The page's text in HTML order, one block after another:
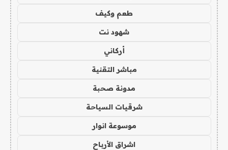
طعم وكيف
شهود نت
أركاني
مباشر التقنية
مدونة صحبة
شرقيات السياحة
موسوعة انوار
اشراق الأرباح